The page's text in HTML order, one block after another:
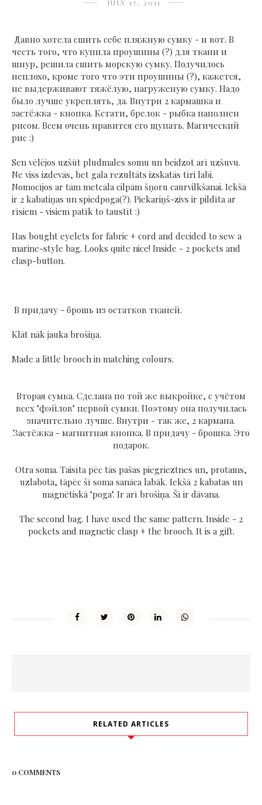
JULY 17, 2011
Давно хотела сшить себе пляжную сумку - и вот. В
честь того, что купила проушины (?) для ткани и
шнур, решила сшить морскую сумку. Получилось
неплохо, кроме того что эти проушины (?), кажется,
не выдерживают тяжёлую, нагруженую сумку. Надо
было лучше укреплять, да. Внутри 2 кармашка и
застёжка - кнопка. Кстати, брелок - рыбка наполнен
рисом. Всем очень нравится его щупать. Магический
рис :)
Sen vēlējos uzšūt pludmales somu un beidzot arī uzšuvu.
Ne viss izdevās, bet gala rezultāts izskatās tīri labi.
Nomocījos ar tām metcāla cilpām šņoru caurvilkšanai. Iekšā
ir 2 kabatiņas un spiedpoga(?). Piekariņš-zivs ir pildīta ar
rīsiem - visiem patīk to taustīt :)
Has bought eyelets for fabric + cord and decided to sew a
marine-style bag. Looks quite nice! Inside - 2 pockets and
clasp-button.
В придачу - брошь из остатков тканей.
Klāt nāk jauka brošiņa.
Made a little brooch in matching colours.
Вторая сумка. Сделана по той же выкройке, с учётом
всех "фэйлов" первой сумки. Поэтому она получилась
значительно лучше. Внутри - так же, 2 кармана.
Застёжка - магнитная кнопка. В придачу - брошка. Это
подарок.
Otra soma. Taisīta pēc tās pašas piegrieztnes un, protams,
uzlabota, tāpēc šī soma sanāca labāk. Iekšā 2 kabatas un
magnētiskā "poga". Ir arī brošiņa. Šī ir dāvana.
The second bag. I have used the same pattern. Inside - 2
pockets and magnetic clasp + the brooch. It is a gift.
RELATED ARTICLES
0 COMMENTS